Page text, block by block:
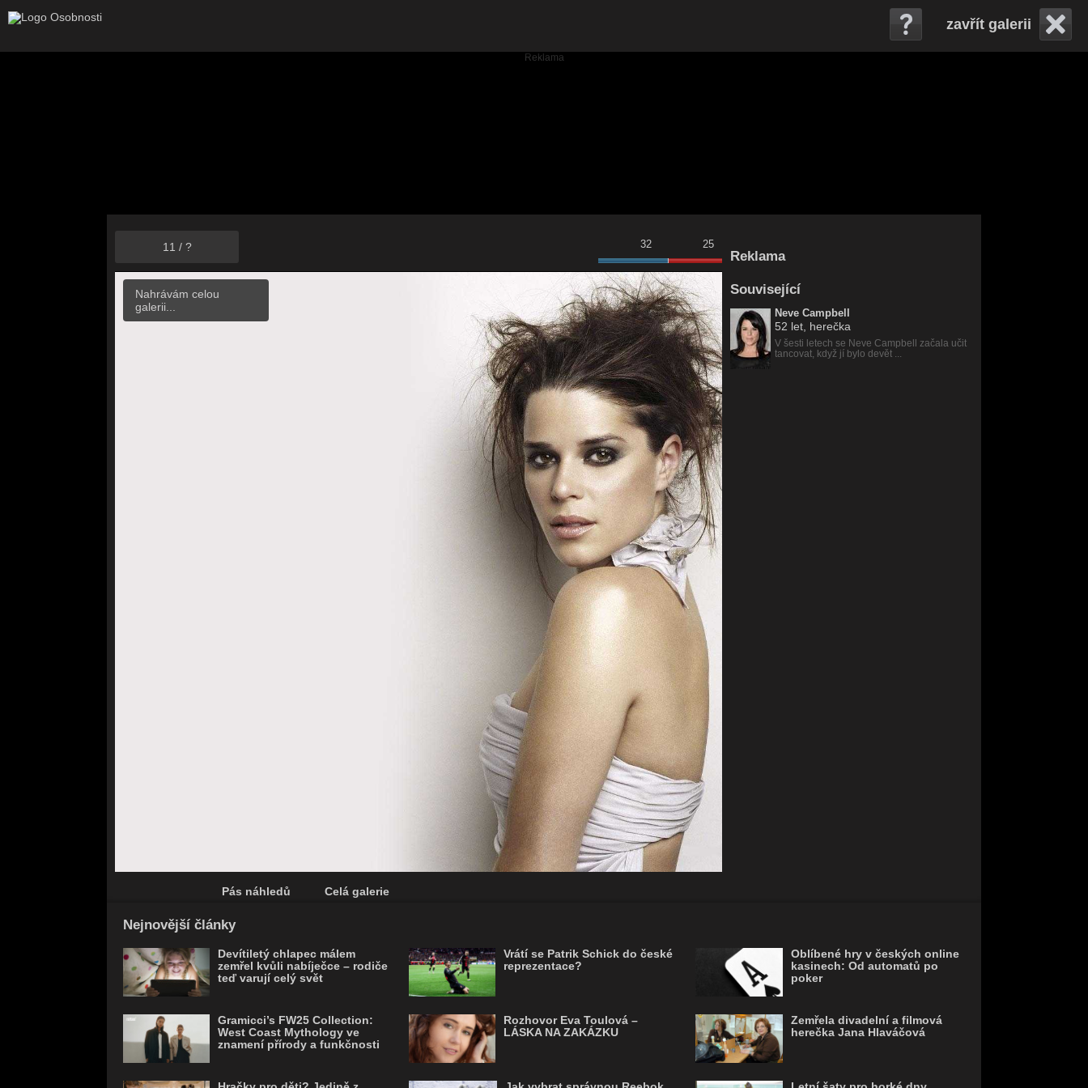
zavřít galerii
Nahrávám celou
galerii...
11 / ? 32 25
Pás náhledů Celá galerie
Reklama
Související
Neve Campbell
52 let , herečka
V šesti letech se Neve Campbell začala učit
tancovat, když jí bylo devět ...
Nejnovější články
Devítiletý chlapec málem
zemřel kvůli nabíječce – rodiče
teď varují celý svět
Gramicci’s FW25 Collection:
West Coast Mythology ve
znamení přírody a funkčnosti
Vrátí se Patrik Schick do české
reprezentace?
Rozhovor Eva Toulová –
LÁSKA NA ZAKÁZKU
Oblíbené hry v českých online
kasinech: Od automatů po
poker
Zemřela divadelní a filmová
herečka Jana Hlaváčová